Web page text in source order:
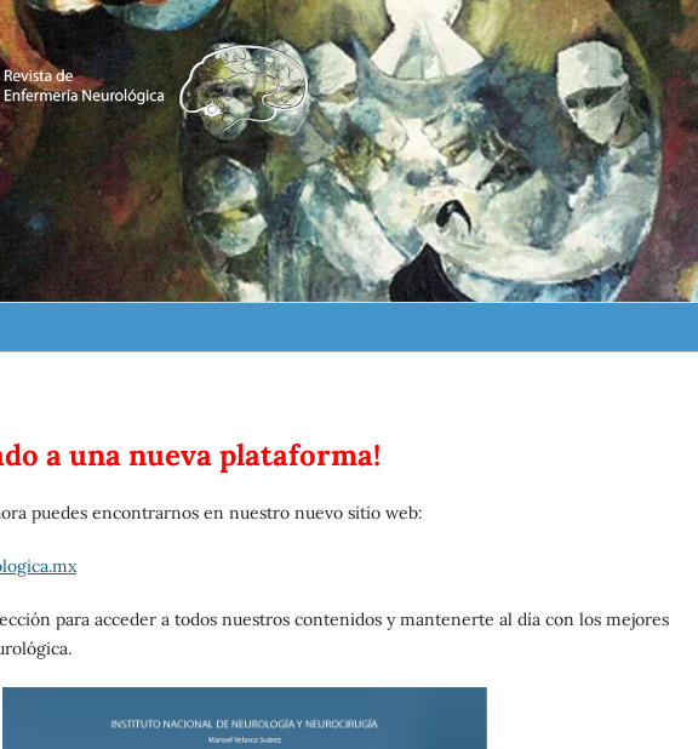
a una nueva plataforma!
puedes encontrarnos en nuestro nuevo sitio web:
para acceder a todos nuestros contenidos y mantenerte al día con los mejores